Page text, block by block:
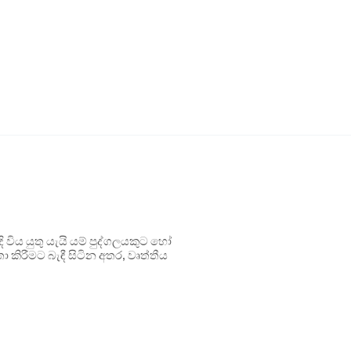
යුතු යැයි යම් පුද්ගලයකුට හෝ
කිරීමට බැඳී සිටින අතර, වෘත්තීය